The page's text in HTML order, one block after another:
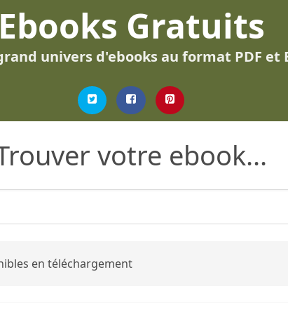
Ebooks Gratuits
univers d'ebooks au format PDF et
votre ebook...
en téléchargement